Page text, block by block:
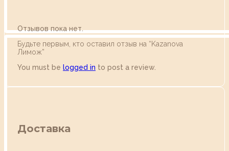
Отзывов пока нет.
Будьте первым, кто оставил отзыв на “Kazanova
Лимож”
You must be logged in to post a review.
Доставка